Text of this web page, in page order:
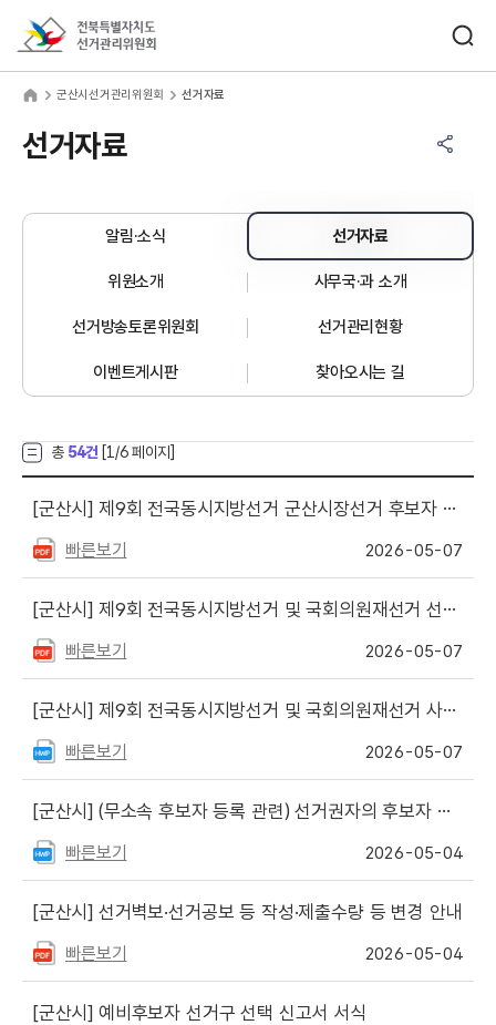
군산시선거관리위원회 선거자료
선거자료
알림·소식 선거자료
위원소개 사무국·과 소개
선거방송토론위원회 선거관리현황
이벤트게시판 찾아오시는 길
총 54건 [1 /6 페이지]
[군산시] 제9회 전국동시지방선거 군산시장선거 후보자 5대 공약 및 선거공보등 파일 제출 안내
빠른보기 2026-05-07
[군산시] 제9회 전국동시지방선거 및 국회의원재선거 선거공보 파일 제출 안내
빠른보기 2026-05-07
[군산시] 제9회 전국동시지방선거 및 국회의원재선거 사전투표소 및 선거일투표소 현황
빠른보기 2026-05-07
[군산시] (무소속 후보자 등록 관련) 선거권자의 후보자 추천장 검인·교부 안내
빠른보기 2026-05-04
[군산시] 선거벽보·선거공보 등 작성·제출수량 등 변경 안내
빠른보기 2026-05-04
[군산시] 예비후보자 선거구 선택 신고서 서식